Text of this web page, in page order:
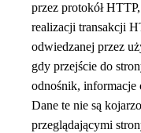
przez protokół
realizacji transakcji
odwiedzanej przez
gdy przejście do
odnośnik, informacje
Dane te nie są
przeglądającymi